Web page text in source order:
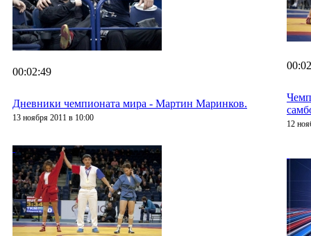
00:02:49
Дневники чемпионата мира - Мартин Маринков.
13 ноября 2011 в 10:00
12